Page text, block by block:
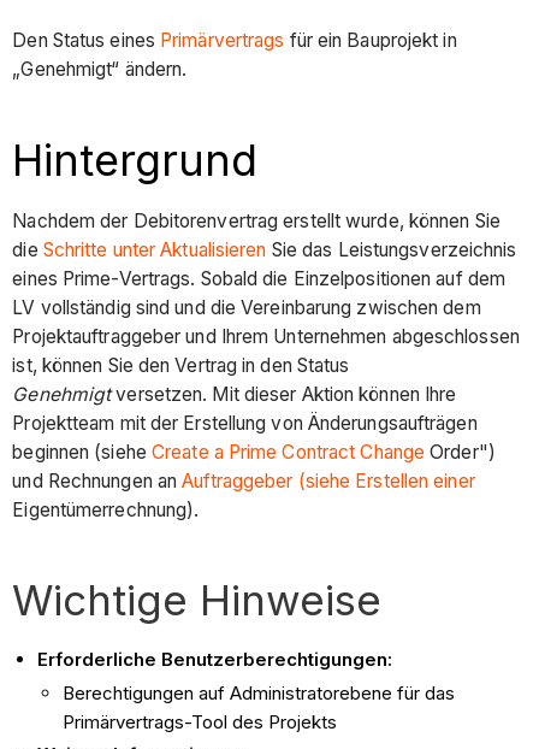
Den Status eines Primärvertrags für ein Bauprojekt in
„Genehmigt“ ändern.
Hintergrund
Nachdem der Debitorenvertrag erstellt wurde, können Sie
die Schritte unter Aktualisieren Sie das Leistungsverzeichnis
eines Prime-Vertrags. Sobald die Einzelpositionen auf dem
LV vollständig sind und die Vereinbarung zwischen dem
Projektauftraggeber und Ihrem Unternehmen abgeschlossen
ist, können Sie den Vertrag in den Status
Genehmigtversetzen. Mit dieser Aktion können Ihre
Projektteam mit der Erstellung von Änderungsaufträgen
beginnen (siehe Create a Prime Contract Change Order")
und Rechnungen anAuftraggeber (siehe Erstellen einer
Eigentümerrechnung).
Wichtige Hinweise
Erforderliche Benutzerberechtigungen:
Berechtigungen auf Administratorebene für das
Primärvertrags-Tool des Projekts